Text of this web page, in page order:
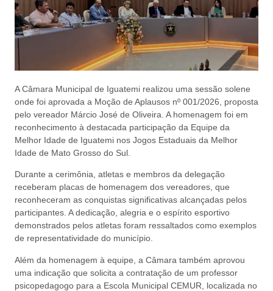
A Câmara Municipal de Iguatemi realizou uma sessão solene
onde foi aprovada a Moção de Aplausos nº 001/2026, proposta
pelo vereador Márcio José de Oliveira. A homenagem foi em
reconhecimento à destacada participação da Equipe da
Melhor Idade de Iguatemi nos Jogos Estaduais da Melhor
Idade de Mato Grosso do Sul.
Durante a cerimônia, atletas e membros da delegação
receberam placas de homenagem dos vereadores, que
reconheceram as conquistas significativas alcançadas pelos
participantes. A dedicação, alegria e o espírito esportivo
demonstrados pelos atletas foram ressaltados como exemplos
de representatividade do município.
Além da homenagem à equipe, a Câmara também aprovou
uma indicação que solicita a contratação de um professor
psicopedagogo para a Escola Municipal CEMUR, localizada no